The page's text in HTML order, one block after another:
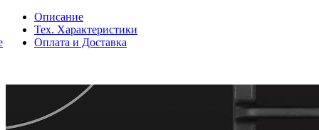
Описание
Тех. Характеристики
Оплата и Доставка